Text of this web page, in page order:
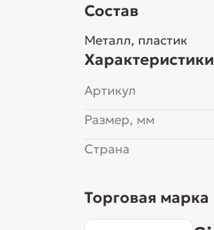
Состав
Металл, пластик
Характеристики
Артикул
Размер, мм
Страна
Торговая марка